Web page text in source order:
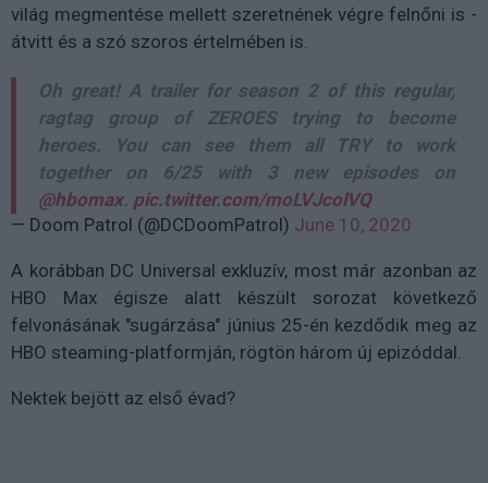
világ megmentése mellett szeretnének végre felnőni is -
átvitt és a szó szoros értelmében is.
Oh great! A trailer for season 2 of this regular,
ragtag group of ZEROES trying to become
heroes. You can see them all TRY to work
together on 6/25 with 3 new episodes on
@hbomax. pic.twitter.com/moLVJcolVQ
— Doom Patrol (@DCDoomPatrol) June 10, 2020
A korábban DC Universal exkluzív, most már azonban az
HBO Max égisze alatt készült sorozat következő
felvonásának "sugárzása" június 25-én kezdődik meg az
HBO steaming-platformján, rögtön három új epizóddal.
Nektek bejött az első évad?